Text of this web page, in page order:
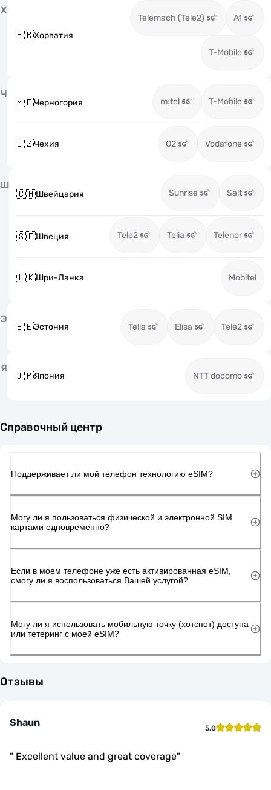
Х
🇭🇷Хорватия
Telemach (Tele2) A1
T-Mobile
Ч
🇲🇪Черногория m:tel T-Mobile
🇨🇿Чехия O2 Vodafone
Ш
🇨🇭Швейцария Sunrise Salt
🇸🇪Швеция Tele2 Telia Telenor
🇱🇰Шри-Ланка Mobitel
Э
🇪🇪Эстония Telia Elisa Tele2
Я
🇯🇵Япония NTT docomo
Справочный центр
Поддерживает ли мой телефон технологию eSIM?
Могу ли я пользоваться физической и электронной SIM
картами одновременно?
Если в моем телефоне уже есть активированная eSIM,
смогу ли я воспользоваться Вашей услугой?
Могу ли я использовать мобильную точку (хотспот) доступа
или тетеринг с моей eSIM?
Отзывы
Shaun 5.0
" Excellent value and great coverage"